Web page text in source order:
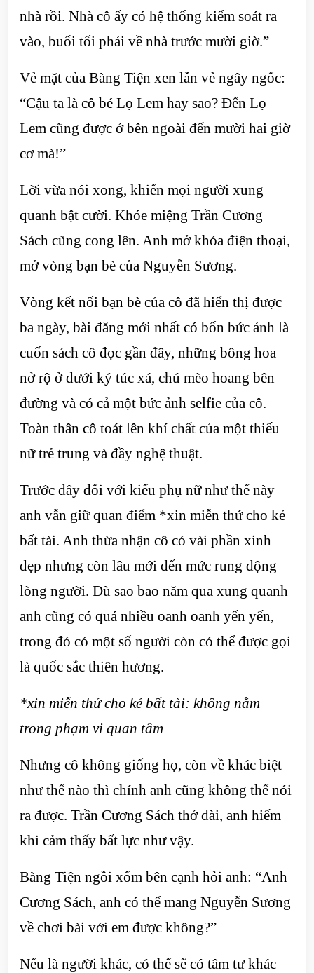
nhà rồi. Nhà cô ấy có hệ thống kiểm soát ra
vào, buổi tối phải về nhà trước mười giờ.”
Vẻ mặt của Bàng Tiện xen lẫn vẻ ngây ngốc:
“Cậu ta là cô bé Lọ Lem hay sao? Đến Lọ
Lem cũng được ở bên ngoài đến mười hai giờ
cơ mà!”
Lời vừa nói xong, khiến mọi người xung
quanh bật cười. Khóe miệng Trần Cương
Sách cũng cong lên. Anh mở khóa điện thoại,
mở vòng bạn bè của Nguyễn Sương.
Vòng kết nối bạn bè của cô đã hiển thị được
ba ngày, bài đăng mới nhất có bốn bức ảnh là
cuốn sách cô đọc gần đây, những bông hoa
nở rộ ở dưới ký túc xá, chú mèo hoang bên
đường và có cả một bức ảnh selfie của cô.
Toàn thân cô toát lên khí chất của một thiếu
nữ trẻ trung và đầy nghệ thuật.
Trước đây đối với kiểu phụ nữ như thế này
anh vẫn giữ quan điểm *xin miễn thứ cho kẻ
bất tài. Anh thừa nhận cô có vài phần xinh
đẹp nhưng còn lâu mới đến mức rung động
lòng người. Dù sao bao năm qua xung quanh
anh cũng có quá nhiều oanh oanh yến yến,
trong đó có một số người còn có thể được gọi
là quốc sắc thiên hương.
*xin miễn thứ cho kẻ bất tài: không nằm
trong phạm vi quan tâm
Nhưng cô không giống họ, còn về khác biệt
như thế nào thì chính anh cũng không thể nói
ra được. Trần Cương Sách thở dài, anh hiếm
khi cảm thấy bất lực như vậy.
Bàng Tiện ngồi xổm bên cạnh hỏi anh: “Anh
Cương Sách, anh có thể mang Nguyễn Sương
về chơi bài với em được không?”
Nếu là người khác, có thể sẽ có tâm tư khác